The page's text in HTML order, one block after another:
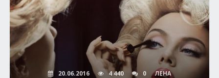
20.06.2016 4 440 0 ЛЕНА